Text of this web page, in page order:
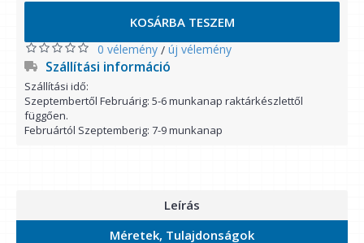
KOSÁRBA TESZEM
0 vélemény / új vélemény
Szállítási információ
Szállítási idő:
Szeptembertől Februárig: 5-6 munkanap raktárkészlettől
függően.
Februártól Szeptemberig: 7-9 munkanap
Leírás
Méretek, Tulajdonságok